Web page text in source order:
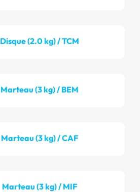
Disque (2.0 kg) / TCM
Marteau (3 kg) / BEM
Marteau (3 kg) / CAF
Marteau (3 kg) / MIF